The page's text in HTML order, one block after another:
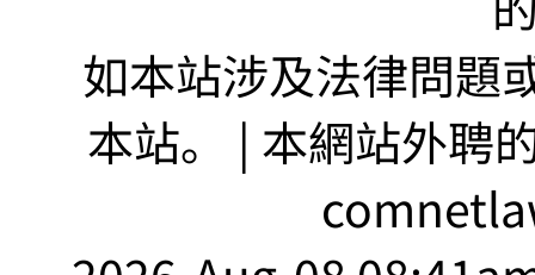
如本站涉及法律問題
本站。 | 本網站外聘